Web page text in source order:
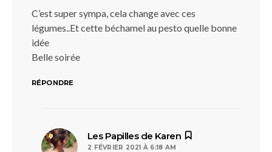
C’est super sympa, cela change avec ces
légumes..Et cette béchamel au pesto quelle bonne
idée
Belle soirée
RÉPONDRE
Les Papilles de Karen
2 FÉVRIER 2021 À 6:18 AM